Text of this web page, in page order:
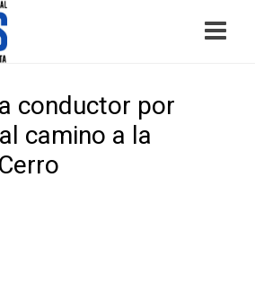
conductor por
camino a la